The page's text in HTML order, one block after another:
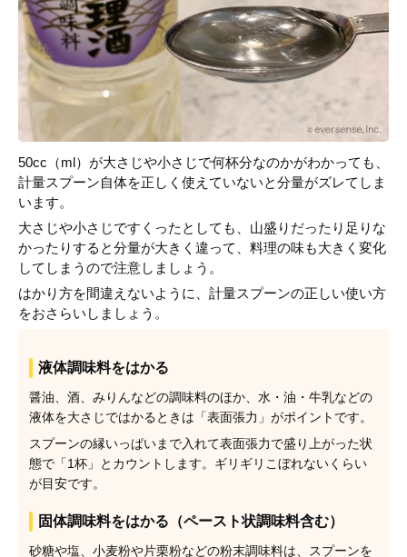
50cc（ml）が大さじや小さじで何杯分なのかがわかっても、
計量スプーン自体を正しく使えていないと分量がズレてしま
います。
大さじや小さじですくったとしても、山盛りだったり足りな
かったりすると分量が大きく違って、料理の味も大きく変化
してしまうので注意しましょう。
はかり方を間違えないように、計量スプーンの正しい使い方
をおさらいしましょう。
液体調味料をはかる
醤油、酒、みりんなどの調味料のほか、水・油・牛乳などの
液体を大さじではかるときは「表面張力」がポイントです。
スプーンの縁いっぱいまで入れて表面張力で盛り上がった状
態で「1杯」とカウントします。ギリギリこぼれないくらい
が目安です。
固体調味料をはかる（ペースト状調味料含む）
砂糖や塩、小麦粉や片栗粉などの粉末調味料は、スプーンを